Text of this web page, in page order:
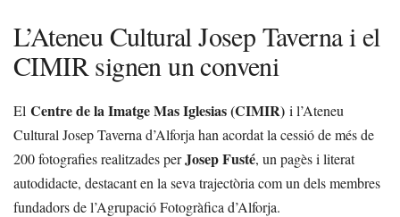
L’Ateneu Cultural Josep Taverna i el
CIMIR signen un conveni
El Centre de la Imatge Mas Iglesias (CIMIR) i l’Ateneu
Cultural Josep Taverna d’Alforja han acordat la cessió de més de
200 fotografies realitzades perJosep Fusté, un pagès i literat
autodidacte, destacant en la seva trajectòria com un dels membres
fundadors de l’Agrupació Fotogràfica d’Alforja.